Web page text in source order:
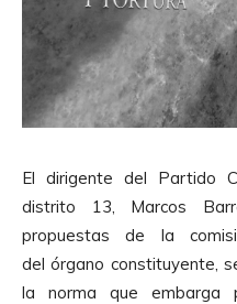
El dirigente del Partido
distrito 13, Marcos
propuestas de la
delórgano constituyente,
la norma que embarga